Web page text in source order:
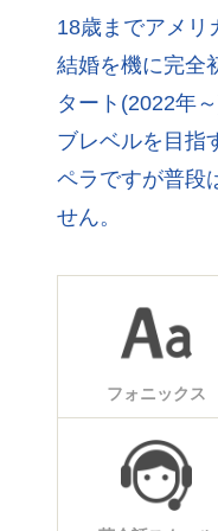
18歳までアメリ
結婚を機に完全
タート(2022年
ブレベルを目指
ペラですが普段
せん。
フォニックス